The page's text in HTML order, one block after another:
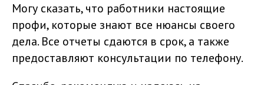
Могу сказать, что работники настоящие
профи, которые знают все нюансы своего
дела. Все отчеты сдаются в срок, а также
предоставляют консультации по телефону.